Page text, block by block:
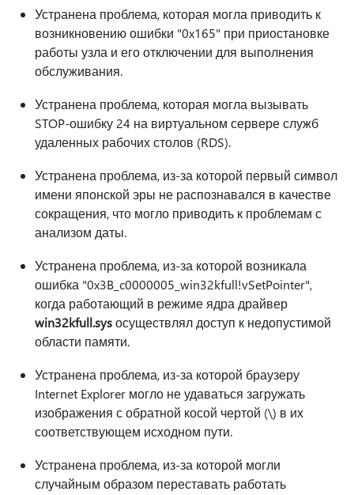
Устранена проблема, которая могла приводить к
возникновению ошибки "0x165" при приостановке
работы узла и его отключении для выполнения
обслуживания.
Устранена проблема, которая могла вызывать
STOP-ошибку 24 на виртуальном сервере служб
удаленных рабочих столов (RDS).
Устранена проблема, из-за которой первый символ
имени японской эры не распознавался в качестве
сокращения, что могло приводить к проблемам с
анализом даты.
Устранена проблема, из-за которой возникала
ошибка "0x3B_c0000005_win32kfull!vSetPointer",
когда работающий в режиме ядра драйвер
win32kfull.sysосуществлял доступ к недопустимой
области памяти.
Устранена проблема, из-за которой браузеру
Internet Explorer могло не удаваться загружать
изображения с обратной косой чертой (\) в их
соответствующем исходном пути.
Устранена проблема, из-за которой могли
случайным образом переставать работать